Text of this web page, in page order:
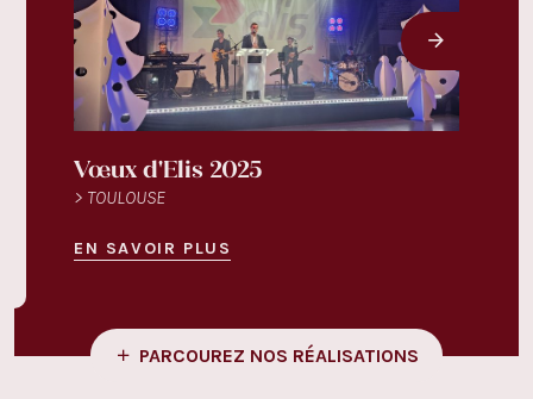
Vœux d'Elis 2025
> TOULOUSE
EN SAVOIR PLUS
PARCOUREZ NOS RÉALISATIONS